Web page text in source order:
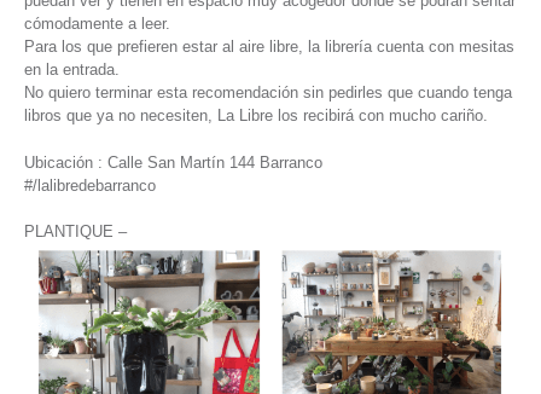
cómodamente a leer.
Para los que prefieren estar al aire libre, la librería cuenta con mesitas
en la entrada.
No quiero terminar esta recomendación sin pedirles que cuando tenga
libros que ya no necesiten, La Libre los recibirá con mucho cariño.
Ubicación : Calle San Martín 144 Barranco
#/lalibredebarranco
PLANTIQUE –